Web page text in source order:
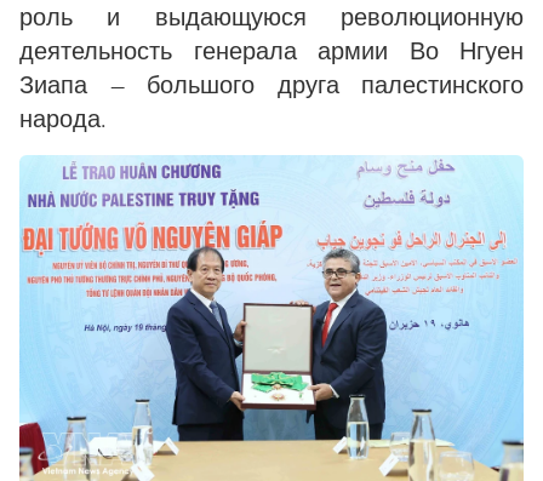
роль и выдающуюся революционную
деятельность генерала армии Во Нгуен
Зиапа — большого друга палестинского
народа.